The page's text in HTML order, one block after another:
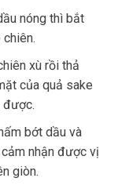
nóng thì bắt
xù rồi thả
của quả sake
được.
bớt dầu và
nhận được vị
giòn.